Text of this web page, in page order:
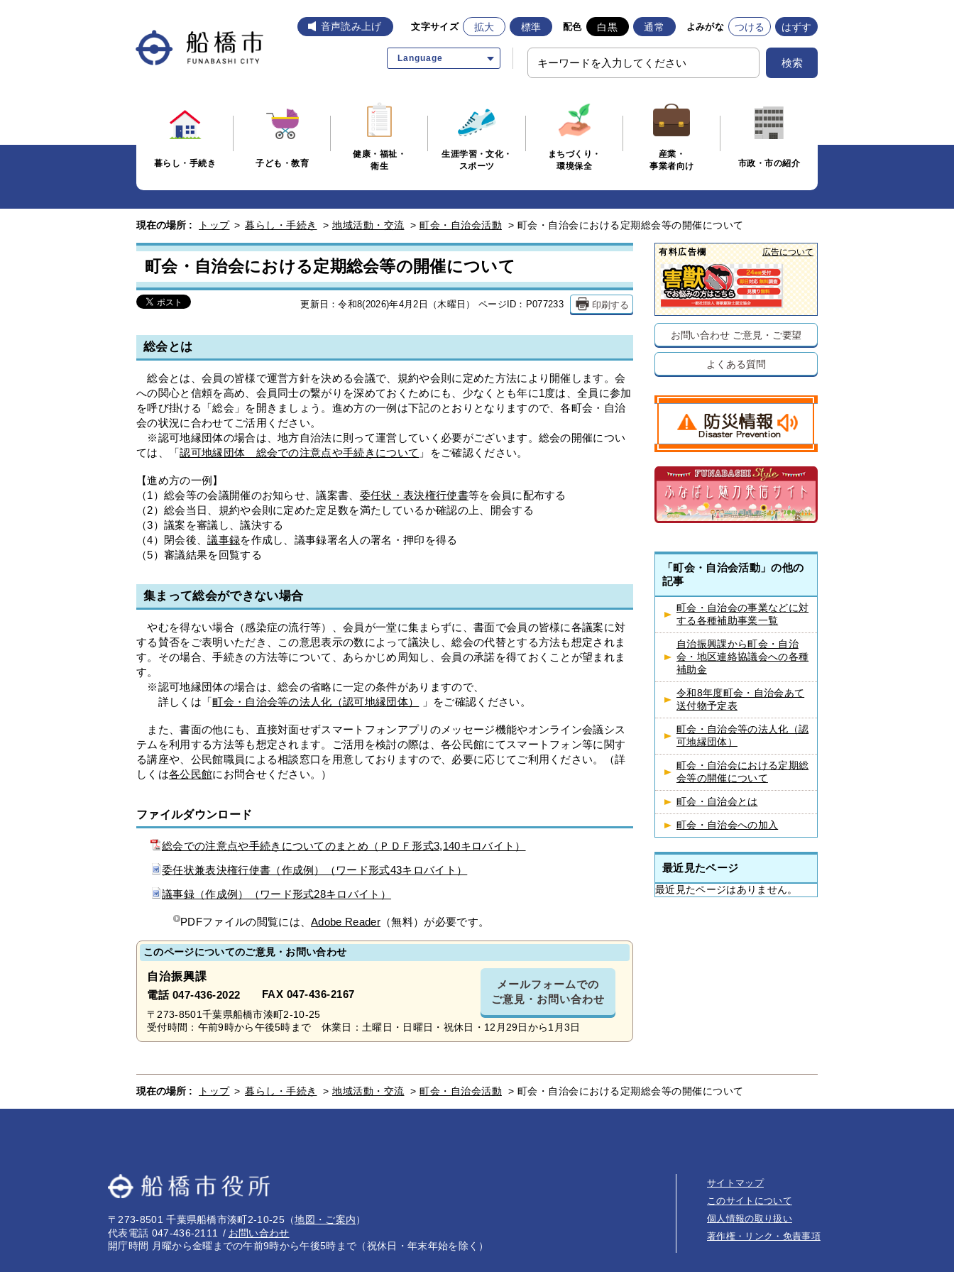
音声読み上げ 文字サイズ 拡大 標準 配色 白黒 通常 よみがな つける はずす
Language 検索
暮らし・手続き 子ども・教育
健康・福祉・
衛生
生涯学習・文化・
スポーツ
まちづくり・
環境保全
産業・
事業者向け
市政・市の紹介
現在の場所 : トップ > 暮らし・手続き > 地域活動・交流 > 町会・自治会活動 > 町会・自治会における定期総会等の開催について
町会・自治会における定期総会等の開催について
更新日：令和8(2026)年4月2日（木曜日） ページID：P077233 印刷する
総会とは
総会とは、会員の皆様で運営方針を決める会議で、規約や会則に定めた方法により開催します。会
への関心と信頼を高め、会員同士の繋がりを深めておくためにも、少なくとも年に1度は、全員に参加
を呼び掛ける「総会」を開きましょう。進め方の一例は下記のとおりとなりますので、各町会・自治
会の状況に合わせてご活用ください。
※認可地縁団体の場合は、地方自治法に則って運営していく必要がございます。総会の開催につい
ては、「認可地縁団体 総会での注意点や手続きについて 」をご確認ください。
【進め方の一例】
（1）総会等の会議開催のお知らせ、議案書、 委任状・表決権行使書等を会員に配布する
（2）総会当日、規約や会則に定めた定足数を満たしているか確認の上、開会する
（3）議案を審議し、議決する
（4）閉会後、議事録を作成し、議事録署名人の署名・押印を得る
（5）審議結果を回覧する
集まって総会ができない場合
やむを得ない場合（感染症の流行等）、会員が一堂に集まらずに、書面で会員の皆様に各議案に対
する賛否をご表明いただき、この意思表示の数によって議決し、総会の代替とする方法も想定されま
す。その場合、手続きの方法等について、あらかじめ周知し、会員の承諾を得ておくことが望まれま
す。
※認可地縁団体の場合は、総会の省略に一定の条件がありますので、
詳しくは「町会・自治会等の法人化（認可地縁団体） 」をご確認ください。
また、書面の他にも、直接対面せずスマートフォンアプリのメッセージ機能やオンライン会議シス
テムを利用する方法等も想定されます。ご活用を検討の際は、各公民館にてスマートフォン等に関す
る講座や、公民館職員による相談窓口を用意しておりますので、必要に応じてご利用ください。（詳
しくは各公民館にお問合せください。）
ファイルダウンロード
総会での注意点や手続きについてのまとめ（ＰＤＦ形式3,140キロバイト）
委任状兼表決権行使書（作成例）（ワード形式43キロバイト）
議事録（作成例）（ワード形式28キロバイト）
PDFファイルの閲覧には、Adobe Reader （無料）が必要です。
このページについてのご意見・お問い合わせ
自治振興課
電話 047-436-2022 FAX 047-436-2167
メールフォームでの
ご意見・お問い合わせ
〒273-8501千葉県船橋市湊町2-10-25
受付時間：午前9時から午後5時まで 休業日：土曜日・日曜日・祝休日・12月29日から1月3日
有料広告欄 広告について
お問い合わせ ご意見・ご要望
よくある質問
「町会・自治会活動」の他の
記事
町会・自治会の事業などに対
する各種補助事業一覧
自治振興課から町会・自治
会・地区連絡協議会への各種
補助金
令和8年度町会・自治会あて
送付物予定表
町会・自治会等の法人化（認
可地縁団体）
町会・自治会における定期総
会等の開催について
町会・自治会とは
町会・自治会への加入
最近見たページ
最近見たページはありません。
現在の場所 : トップ > 暮らし・手続き > 地域活動・交流 > 町会・自治会活動 > 町会・自治会における定期総会等の開催について
〒273-8501 千葉県船橋市湊町2-10-25 （地図・ご案内）
代表電話 047-436-2111
お問い合わせ
開庁時間 月曜から金曜までの午前9時から午後5時まで（祝休日・年末年始を除く）
サイトマップ
このサイトについて
個人情報の取り扱い
著作権・リンク・免責事項